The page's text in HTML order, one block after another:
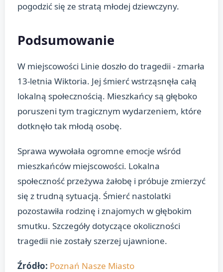
pogodzić się ze stratą młodej dziewczyny.
Podsumowanie
W miejscowości Linie doszło do tragedii - zmarła
13-letnia Wiktoria. Jej śmierć wstrząsnęła całą
lokalną społecznością. Mieszkańcy są głęboko
poruszeni tym tragicznym wydarzeniem, które
dotknęło tak młodą osobę.
Sprawa wywołała ogromne emocje wśród
mieszkańców miejscowości. Lokalna
społeczność przeżywa żałobę i próbuje zmierzyć
się z trudną sytuacją. Śmierć nastolatki
pozostawiła rodzinę i znajomych w głębokim
smutku. Szczegóły dotyczące okoliczności
tragedii nie zostały szerzej ujawnione.
Źródło: Poznań Nasze Miasto